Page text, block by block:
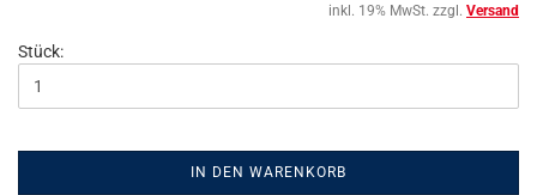
inkl. 19% MwSt. zzgl. Versand
Stück:
IN DEN WARENKORB